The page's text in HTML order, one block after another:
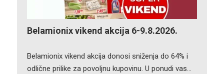
Belamionix vikend akcija 6-9.8.2026.
Belamionix vikend akcija donosi sniženja do 64% i
odlične prilike za povoljnu kupovinu. U ponudi vas…